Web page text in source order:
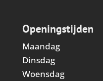
Openingstijden
Maandag
Dinsdag
Woensdag